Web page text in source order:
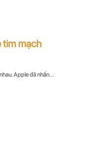
tim mạch
Apple đã nhấn...